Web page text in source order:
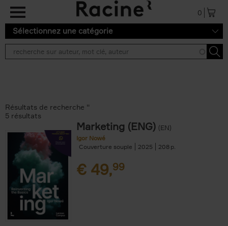
Aller au contenu principal
0
Sélectionnez une catégorie
Résultats de recherche ''
5 résultats
Marketing (ENG) (EN)
Igor Nowé
Couverture souple
2025 208
€ 49,99